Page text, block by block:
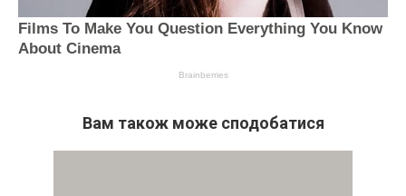
Вам також може сподобатися